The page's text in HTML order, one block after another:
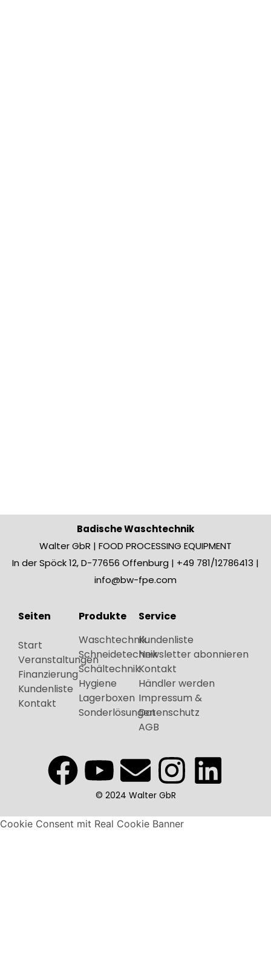
Badische Waschtechnik
Walter GbR | FOOD PROCESSING EQUIPMENT
In der Spöck 12, D-77656 Offenburg | +49 781/12786413 |
info@bw-fpe.com
Seiten
Start
Veranstaltungen
Finanzierung
Kundenliste
Kontakt
Produkte
Waschtechnik
Schneidetechnik
Schältechnik
Hygiene
Lagerboxen
Sonderlösungen
Service
Kundenliste
Newsletter abonnieren
Kontakt
Händler werden
Impressum &
Datenschutz
AGB
© 2024 Walter GbR
Cookie Consent mit Real Cookie Banner